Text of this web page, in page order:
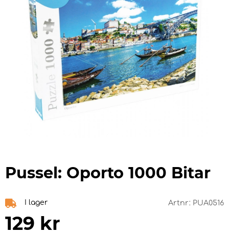
Pussel: Oporto 1000 Bitar
I lager Artnr: PUA0516
129 kr